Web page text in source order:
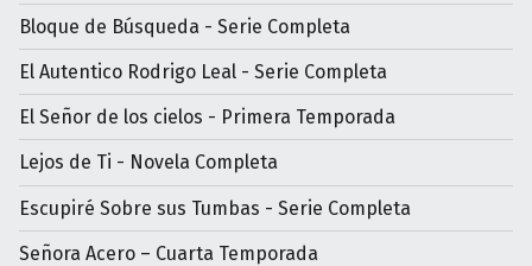
Bloque de Búsqueda - Serie Completa
El Autentico Rodrigo Leal - Serie Completa
El Señor de los cielos - Primera Temporada
Lejos de Ti - Novela Completa
Escupiré Sobre sus Tumbas - Serie Completa
Señora Acero – Cuarta Temporada